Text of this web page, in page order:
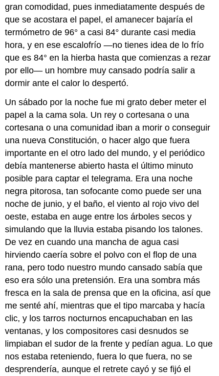
gran comodidad, pues inmediatamente después de
que se acostara el papel, el amanecer bajaría el
termómetro de 96° a casi 84° durante casi media
hora, y en ese escalofrío —no tienes idea de lo frío
que es 84° en la hierba hasta que comienzas a rezar
por ello— un hombre muy cansado podría salir a
dormir ante el calor lo despertó.
Un sábado por la noche fue mi grato deber meter el
papel a la cama sola. Un rey o cortesana o una
cortesana o una comunidad iban a morir o conseguir
una nueva Constitución, o hacer algo que fuera
importante en el otro lado del mundo, y el periódico
debía mantenerse abierto hasta el último minuto
posible para captar el telegrama. Era una noche
negra pitorosa, tan sofocante como puede ser una
noche de junio, y el baño, el viento al rojo vivo del
oeste, estaba en auge entre los árboles secos y
simulando que la lluvia estaba pisando los talones.
De vez en cuando una mancha de agua casi
hirviendo caería sobre el polvo con el flop de una
rana, pero todo nuestro mundo cansado sabía que
eso era sólo una pretensión. Era una sombra más
fresca en la sala de prensa que en la oficina, así que
me senté ahí, mientras que el tipo marcaba y hacía
clic, y los tarros nocturnos encapuchaban en las
ventanas, y los compositores casi desnudos se
limpiaban el sudor de la frente y pedían agua. Lo que
nos estaba reteniendo, fuera lo que fuera, no se
desprendería, aunque el retrete cayó y se fijó el